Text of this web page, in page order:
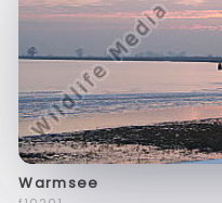
Warmsee